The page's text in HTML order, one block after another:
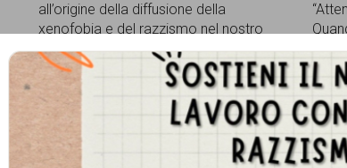
all’origine della diffusione della
xenofobia e del razzismo nel nostro
paese. No. “Li abbiamo visti tutti[...]